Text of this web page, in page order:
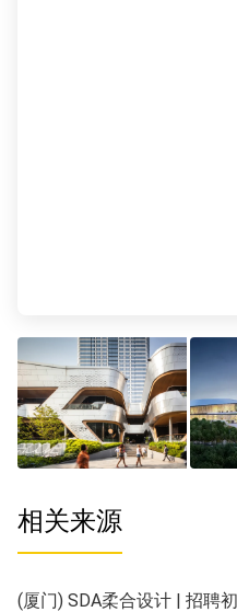
相关来源
(厦门) SDA柔合设计 | 招聘